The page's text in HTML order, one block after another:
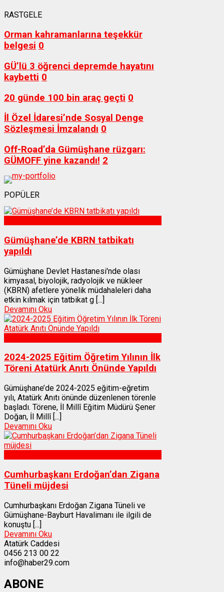
RASTGELE
Orman kahramanlarına teşekkür
belgesi 0
GÜ’lü 3 öğrenci depremde hayatını
kaybetti 0
20 günde 100 bin araç geçti 0
İl Özel İdaresi’nde Sosyal Denge
Sözleşmesi İmzalandı 0
Off-Road’da Gümüşhane rüzgarı:
GÜMOFF yine kazandı! 2
POPÜLER
Gümüşhane’de KBRN tatbikatı
yapıldı
Gümüşhane Devlet Hastanesi'nde olası
kimyasal, biyolojik, radyolojik ve nükleer
(KBRN) afetlere yönelik müdahaleleri daha
etkin kılmak için tatbikat g [...]
Devamını Oku
2024-2025 Eğitim Öğretim Yılının İlk
Töreni Atatürk Anıtı Önünde Yapıldı
Gümüşhane’de 2024-2025 eğitim-eğretim
yılı, Atatürk Anıtı önünde düzenlenen törenle
başladı. Törene, İl Millî Eğitim Müdürü Şener
Doğan, İl Millî [...]
Devamını Oku
Cumhurbaşkanı Erdoğan’dan Zigana
Tüneli müjdesi
Cumhurbaşkanı Erdoğan Zigana Tüneli ve
Gümüşhane-Bayburt Havalimanı ile ilgili de
konuştu [...]
Devamını Oku
Atatürk Caddesi
0456 213 00 22
info@haber29.com
ABONE